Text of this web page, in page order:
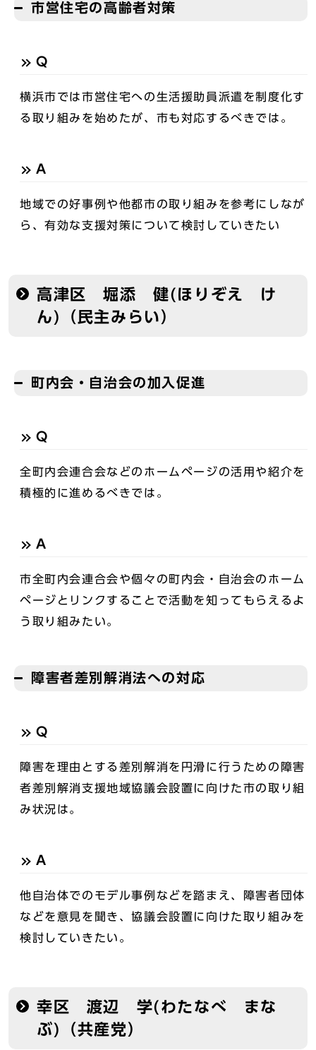
市営住宅の高齢者対策
Q
横浜市では市営住宅への生活援助員派遣を制度化す
る取り組みを始めたが、市も対応するべきでは。
A
地域での好事例や他都市の取り組みを参考にしなが
ら、有効な支援対策について検討していきたい
高津区 堀添 健(ほりぞえ け
ん)（民主みらい）
町内会・自治会の加入促進
Q
全町内会連合会などのホームページの活用や紹介を
積極的に進めるべきでは。
A
市全町内会連合会や個々の町内会・自治会のホーム
ページとリンクすることで活動を知ってもらえるよ
う取り組みたい。
障害者差別解消法への対応
Q
障害を理由とする差別解消を円滑に行うための障害
者差別解消支援地域協議会設置に向けた市の取り組
み状況は。
A
他自治体でのモデル事例などを踏まえ、障害者団体
などを意見を聞き、協議会設置に向けた取り組みを
検討していきたい。
幸区 渡辺 学(わたなべ まな
ぶ)（共産党）